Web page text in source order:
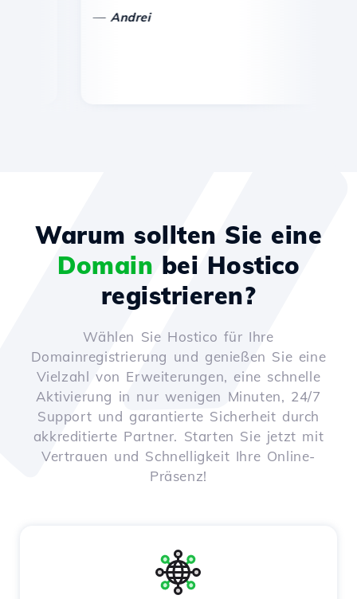
Andrei
Warum sollten Sie eine
Domain bei Hostico
registrieren?
Wählen Sie Hostico für Ihre
Domainregistrierung und genießen Sie eine
Vielzahl von Erweiterungen, eine schnelle
Aktivierung in nur wenigen Minuten, 24/7
Support und garantierte Sicherheit durch
akkreditierte Partner. Starten Sie jetzt mit
Vertrauen und Schnelligkeit Ihre Online-
Präsenz!